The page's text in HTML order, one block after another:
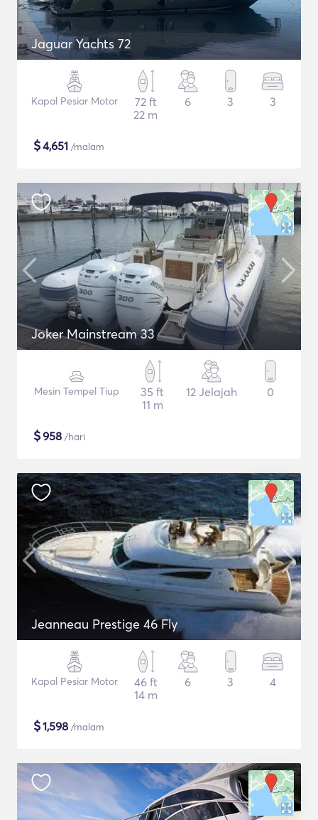
Jaguar Yachts 72
Kapal Pesiar Motor
72 ft
22 m
6 3 3
$4,651 /malam
Joker Mainstream 33
Mesin Tempel Tiup
35 ft
11 m
12 Jelajah 0
$958 /hari
Jeanneau Prestige 46 Fly
Kapal Pesiar Motor
46 ft
14 m
6 3 4
$1,598 /malam